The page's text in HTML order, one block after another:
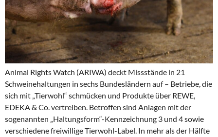
Animal Rights Watch (ARIWA) deckt Missstände in 21
Schweinehaltungen in sechs Bundesländern auf – Betriebe, die
sich mit „Tierwohl“ schmücken und Produkte über REWE,
EDEKA & Co. vertreiben. Betroffen sind Anlagen mit der
sogenannten „Haltungsform“-Kennzeichnung 3 und 4 sowie
verschiedene freiwillige Tierwohl-Label. In mehr als der Hälfte